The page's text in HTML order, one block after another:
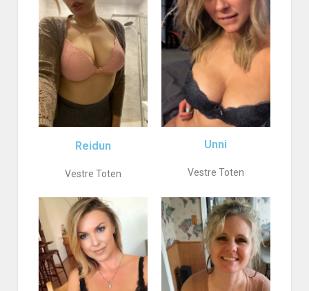
Reidun
Vestre Toten
Unni
Vestre Toten